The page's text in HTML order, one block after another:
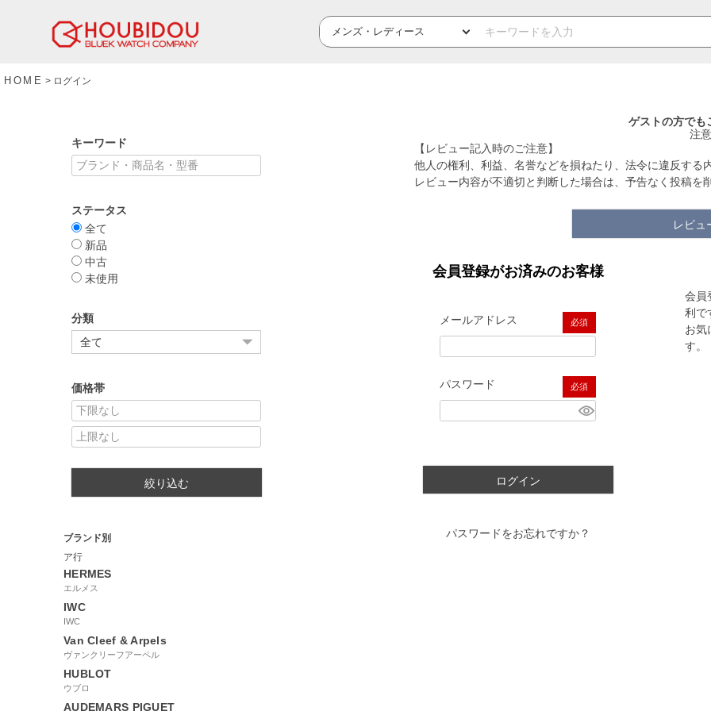
HOME ログイン
キーワード
ステータス
全て
新品
中古
未使用
分類
価格帯
絞り込む
ブランド別
ア行
HERMES
エルメス
IWC
IWC
Van Cleef & Arpels
ヴァンクリーフアーペル
HUBLOT
ウブロ
AUDEMARS PIGUET
ゲストの方でも
注
【レビュー記入時のご注意】
他人の権利、利益、名誉などを損ねたり、法令に違反す
レビュー内容が不適切と判断した場合は、予告なく投稿を
レビュ
会員登録がお済みのお客様
メールアドレス
(必須)
パスワード
(必須)
ログイン
パスワードをお忘れですか？
会員
利で
お気
す。